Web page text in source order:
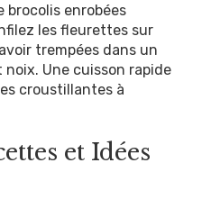
brocolis enrobées
les fleurettes sur
trempées dans un
Une cuisson rapide
croustillantes à
et Idées